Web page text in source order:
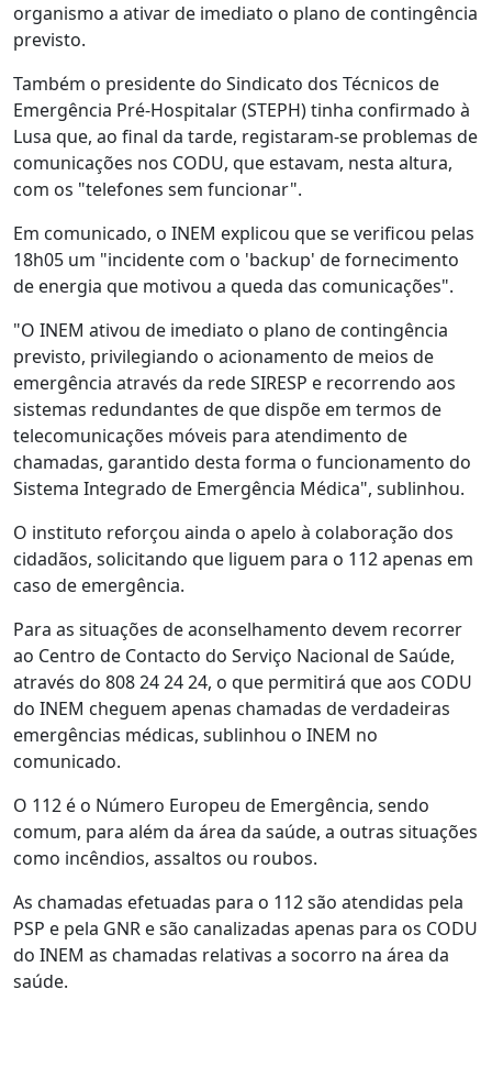
organismo a ativar de imediato o plano de contingência
previsto.
Também o presidente do Sindicato dos Técnicos de
Emergência Pré-Hospitalar (STEPH) tinha confirmado à
Lusa que, ao final da tarde, registaram-se problemas de
comunicações nos CODU, que estavam, nesta altura,
com os "telefones sem funcionar".
Em comunicado, o INEM explicou que se verificou pelas
18h05 um "incidente com o 'backup' de fornecimento
de energia que motivou a queda das comunicações".
"O INEM ativou de imediato o plano de contingência
previsto, privilegiando o acionamento de meios de
emergência através da rede SIRESP e recorrendo aos
sistemas redundantes de que dispõe em termos de
telecomunicações móveis para atendimento de
chamadas, garantido desta forma o funcionamento do
Sistema Integrado de Emergência Médica", sublinhou.
O instituto reforçou ainda o apelo à colaboração dos
cidadãos, solicitando que liguem para o 112 apenas em
caso de emergência.
Para as situações de aconselhamento devem recorrer
ao Centro de Contacto do Serviço Nacional de Saúde,
através do 808 24 24 24, o que permitirá que aos CODU
do INEM cheguem apenas chamadas de verdadeiras
emergências médicas, sublinhou o INEM no
comunicado.
O 112 é o Número Europeu de Emergência, sendo
comum, para além da área da saúde, a outras situações
como incêndios, assaltos ou roubos.
As chamadas efetuadas para o 112 são atendidas pela
PSP e pela GNR e são canalizadas apenas para os CODU
do INEM as chamadas relativas a socorro na área da
saúde.